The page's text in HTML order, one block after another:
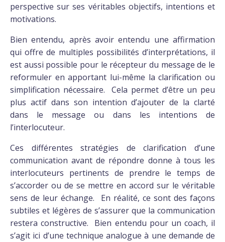
perspective sur ses véritables objectifs, intentions et
motivations.
Bien entendu, après avoir entendu une affirmation
qui offre de multiples possibilités d’interprétations, il
est aussi possible pour le récepteur du message de le
reformuler en apportant lui-même la clarification ou
simplification nécessaire. Cela permet d’être un peu
plus actif dans son intention d’ajouter de la clarté
dans le message ou dans les intentions de
l’interlocuteur.
Ces différentes stratégies de clarification d’une
communication avant de répondre donne à tous les
interlocuteurs pertinents de prendre le temps de
s’accorder ou de se mettre en accord sur le véritable
sens de leur échange. En réalité, ce sont des façons
subtiles et légères de s’assurer que la communication
restera constructive. Bien entendu pour un coach, il
s’agit ici d’une technique analogue à une demande de